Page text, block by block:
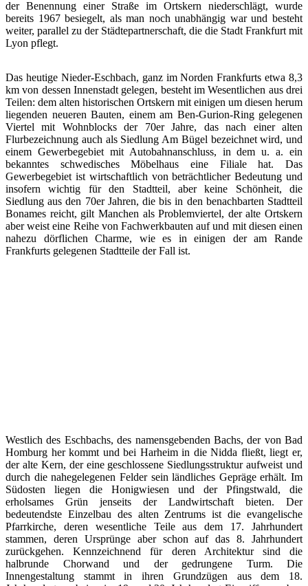
der Benennung einer Straße im Ortskern niederschlägt, wurde
bereits 1967 besiegelt, als man noch unabhängig war und besteht
weiter, parallel zu der Städtepartnerschaft, die die Stadt Frankfurt mit
Lyon pflegt.
Das heutige Nieder-Eschbach, ganz im Norden Frankfurts etwa 8,3
km von dessen Innenstadt gelegen, besteht im Wesentlichen aus drei
Teilen: dem alten historischen Ortskern mit einigen um diesen herum
liegenden neueren Bauten, einem am Ben-Gurion-Ring gelegenen
Viertel mit Wohnblocks der 70er Jahre, das nach einer alten
Flurbezeichnung auch als Siedlung Am Bügel bezeichnet wird, und
einem Gewerbegebiet mit Autobahnanschluss, in dem u. a. ein
bekanntes schwedisches Möbelhaus eine Filiale hat. Das
Gewerbegebiet ist wirtschaftlich von beträchtlicher Bedeutung und
insofern wichtig für den Stadtteil, aber keine Schönheit, die
Siedlung aus den 70er Jahren, die bis in den benachbarten Stadtteil
Bonames reicht, gilt Manchen als Problemviertel, der alte Ortskern
aber weist eine Reihe von Fachwerkbauten auf und mit diesen einen
nahezu dörflichen Charme, wie es in einigen der am Rande
Frankfurts gelegenen Stadtteile der Fall ist.
Westlich des Eschbachs, des namensgebenden Bachs, der von Bad
Homburg her kommt und bei Harheim in die Nidda fließt, liegt er,
der alte Kern, der eine geschlossene Siedlungsstruktur aufweist und
durch die nahegelegenen Felder sein ländliches Gepräge erhält. Im
Südosten liegen die Honigwiesen und der Pfingstwald, die
erholsames Grün jenseits der Landwirtschaft bieten. Der
bedeutendste Einzelbau des alten Zentrums ist die evangelische
Pfarrkirche, deren wesentliche Teile aus dem 17. Jahrhundert
stammen, deren Ursprünge aber schon auf das 8. Jahrhundert
zurückgehen. Kennzeichnend für deren Architektur sind die
halbrunde Chorwand und der gedrungene Turm. Die
Innengestaltung stammt in ihren Grundzügen aus dem 18.